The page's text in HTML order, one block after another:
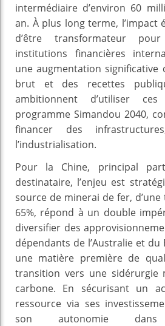
intermédiaire d’environ 60
an. À plus long terme, l’impact
d’être transformateur
institutions financières
une augmentation
brut et des recettes
ambitionnent d’utiliser
programme Simandou 2040,
financer des
l’industrialisation.
Pour la Chine, principal
destinataire, l’enjeu est
source de minerai de fer,
65%, répond à un double
diversifier des
dépendants de l’Australie et
une matière première de
transition vers une sidérurgie
carbone. En sécurisant un
ressource via ses
son autonomie